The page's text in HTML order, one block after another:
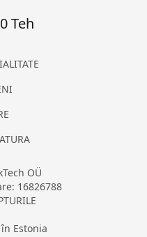
Teh
OÜ
16826788
Estonia